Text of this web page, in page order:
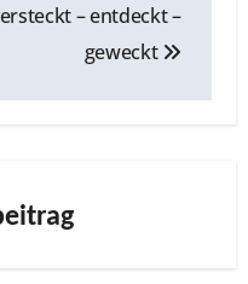
– entdeckt –
geweckt